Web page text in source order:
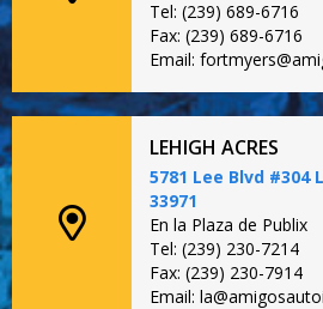
Tel: (239) 689-6716
Fax: (239) 689-6716
Email:
LEHIGH ACRES
5781 Lee Blvd #304
33971
En la Plaza de Publix
Tel: (239) 230-7214
Fax: (239) 230-7914
Email: